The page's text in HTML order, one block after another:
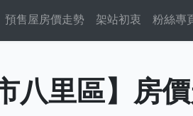
預售屋房價走勢 架站初衷 粉絲專
八里區】房